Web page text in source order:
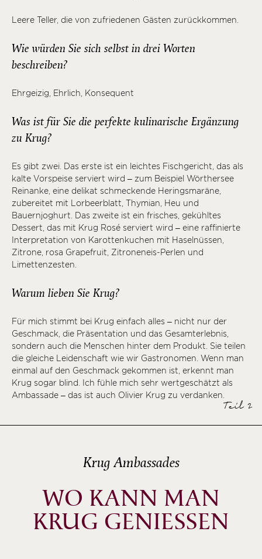
Leere Teller, die von zufriedenen Gästen zurückkommen.
Wie würden Sie sich selbst in drei Worten
beschreiben?
Ehrgeizig, Ehrlich, Konsequent
Was ist für Sie die perfekte kulinarische Ergänzung
zu Krug?
Es gibt zwei. Das erste ist ein leichtes Fischgericht, das als
kalte Vorspeise serviert wird – zum Beispiel Wörthersee
Reinanke, eine delikat schmeckende Heringsmaräne,
zubereitet mit Lorbeerblatt, Thymian, Heu und
Bauernjoghurt. Das zweite ist ein frisches, gekühltes
Dessert, das mit Krug Rosé serviert wird – eine raffinierte
Interpretation von Karottenkuchen mit Haselnüssen,
Zitrone, rosa Grapefruit, Zitroneneis-Perlen und
Limettenzesten.
Warum lieben Sie Krug?
Für mich stimmt bei Krug einfach alles – nicht nur der
Geschmack, die Präsentation und das Gesamterlebnis,
sondern auch die Menschen hinter dem Produkt. Sie teilen
die gleiche Leidenschaft wie wir Gastronomen. Wenn man
einmal auf den Geschmack gekommen ist, erkennt man
Krug sogar blind. Ich fühle mich sehr wertgeschätzt als
Ambassade – das ist auch Olivier Krug zu verdanken.
Teil 2
Krug Ambassades
WO KANN MAN
KRUG GENIESSEN